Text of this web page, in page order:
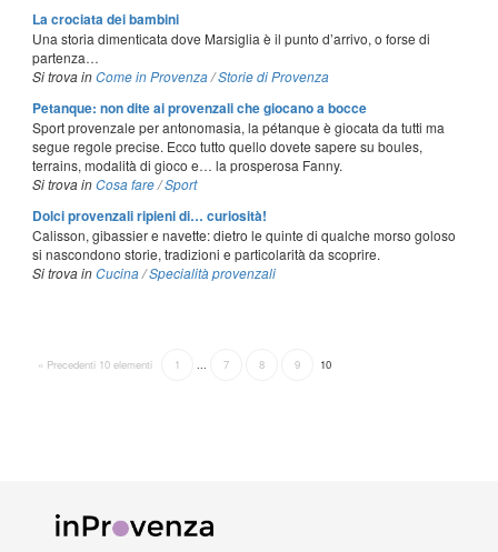
La crociata dei bambini
Una storia dimenticata dove Marsiglia è il punto d’arrivo, o forse di
partenza…
Si trova in Come in Provenza /Storie di Provenza
Petanque: non dite ai provenzali che giocano a bocce
Sport provenzale per antonomasia, la pétanque è giocata da tutti ma
segue regole precise. Ecco tutto quello dovete sapere su boules,
terrains, modalità di gioco e… la prosperosa Fanny.
Si trova in Cosa fare /Sport
Dolci provenzali ripieni di… curiosità!
Calisson, gibassier e navette: dietro le quinte di qualche morso goloso
si nascondono storie, tradizioni e particolarità da scoprire.
Si trova in Cucina /Specialità provenzali
« Precedenti 10 elementi 1 ... 7 8 9 10